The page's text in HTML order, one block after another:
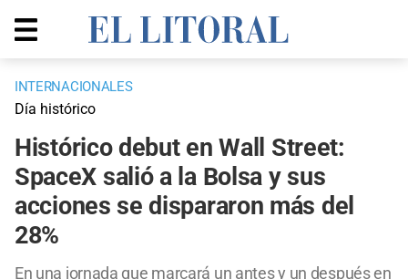
INTERNACIONALES
Día histórico
Histórico debut en Wall Street:
SpaceX salió a la Bolsa y sus
acciones se dispararon más del
28%
En una jornada que marcará un antes y un después en